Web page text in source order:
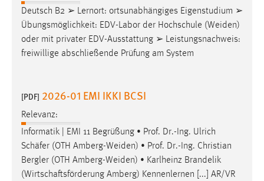
Deutsch B2 ➢ Lernort: ortsunabhängiges Eigenstudium ➢
Übungsmöglichkeit: EDV-Labor der Hochschule (Weiden)
oder mit privater EDV-Ausstattung ➢ Leistungsnachweis:
freiwillige abschließende Prüfung am System
[PDF] 2026-01 EMI IKKI BCSI
Relevanz:
Informatik | EMI 11 Begrüßung • Prof. Dr.-Ing. Ulrich
Schäfer (OTH Amberg-Weiden) • Prof. Dr.-Ing. Christian
Bergler (OTH Amberg-Weiden) • Karlheinz Brandelik
(Wirtschaftsförderung Amberg) Kennenlernen [...] AR/VR